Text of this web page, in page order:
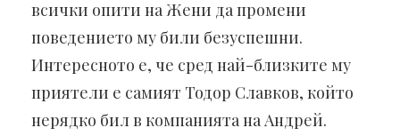
всички опити на Жени да промени
поведението му били безуспешни.
Интересното е, че сред най-близките му
приятели е самият Тодор Славков, който
нерядко бил в компанията на Андрей.